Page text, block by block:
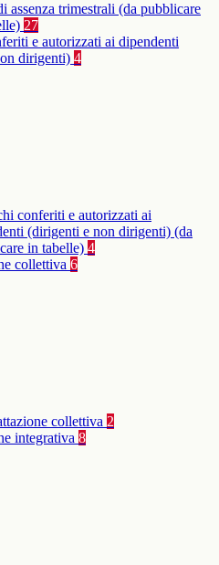
assenza trimestrali (da pubblicare
27
e autorizzati ai dipendenti
dirigenti) 4
conferiti e autorizzati ai
(dirigenti e non dirigenti) (da
in tabelle) 4
collettiva 6
collettiva 2
integrativa 8